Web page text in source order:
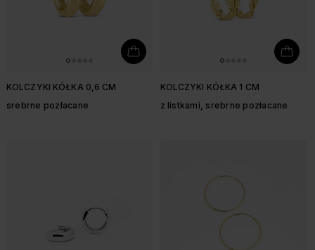
KOLCZYKI KÓŁKA 0,6 CM
srebrne pozłacane
KOLCZYKI KÓŁKA 1 CM
z listkami, srebrne pozłacane